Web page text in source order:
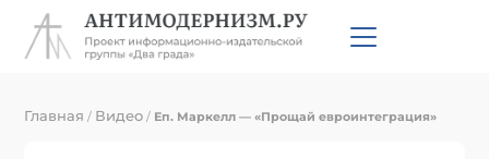
Главная / Видео / Еп. Маркелл — «Прощай евроинтеграция»